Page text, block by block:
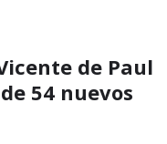
de Paul
54 nuevos